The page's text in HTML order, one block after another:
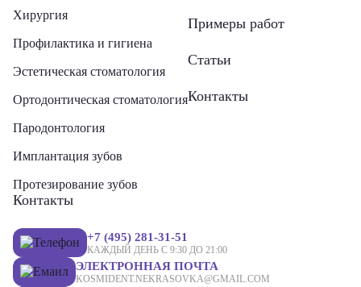
Хирургия
Профилактика и гигиена
Эстетическая стоматология
Ортодонтическая стоматология
Пародонтология
Имплантация зубов
Протезирование зубов
Примеры работ
Статьи
Контакты
Контакты
+7 (495) 281-31-51
КАЖДЫЙ ДЕНЬ С 9:30 ДО 21:00
ЭЛЕКТРОННАЯ ПОЧТА
KOSMIDENT.NEKRASOVKA@GMAIL.COM